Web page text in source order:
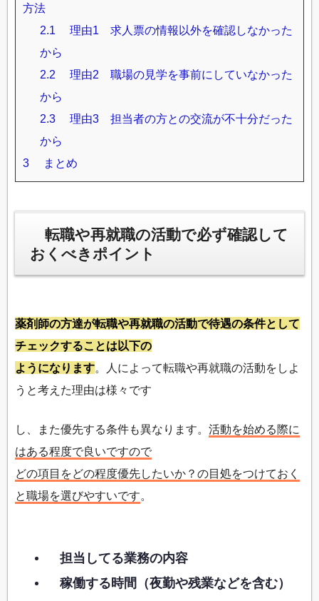
方法
2.1 理由1 求人票の情報以外を確認しなかった
から
2.2 理由2 職場の見学を事前にしていなかった
から
2.3 理由3 担当者の方との交流が不十分だった
から
3 まとめ
転職や再就職の活動で必ず確認して
おくべきポイント
薬剤師の方達が転職や再就職の活動で待遇の条件として
チェックすることは以下の
ようになります 。人によって転職や再就職の活動をしよ
うと考えた理由は様々です
し、また優先する条件も異なります。 活動を始める際に
はある程度で良いですので
どの項目をどの程度優先したいか？の目処をつけておく
と職場を選びやすいです。
担当してる業務の内容
稼働する時間（夜勤や残業などを含む）